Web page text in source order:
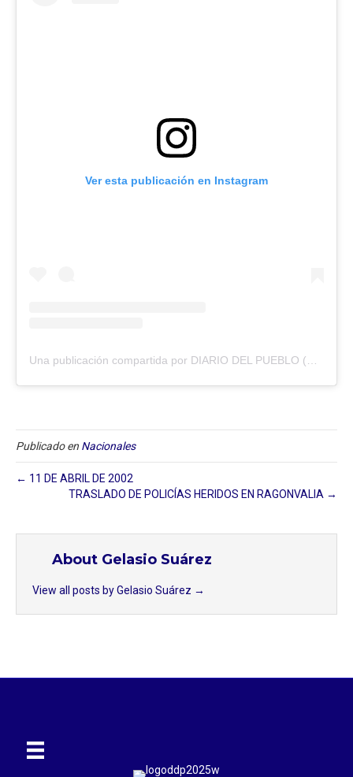
Ver esta publicación en Instagram
Publicado en Nacionales
← 11 DE ABRIL DE 2002
TRASLADO DE POLICÍAS HERIDOS EN RAGONVALIA →
About Gelasio Suárez
View all posts by Gelasio Suárez →